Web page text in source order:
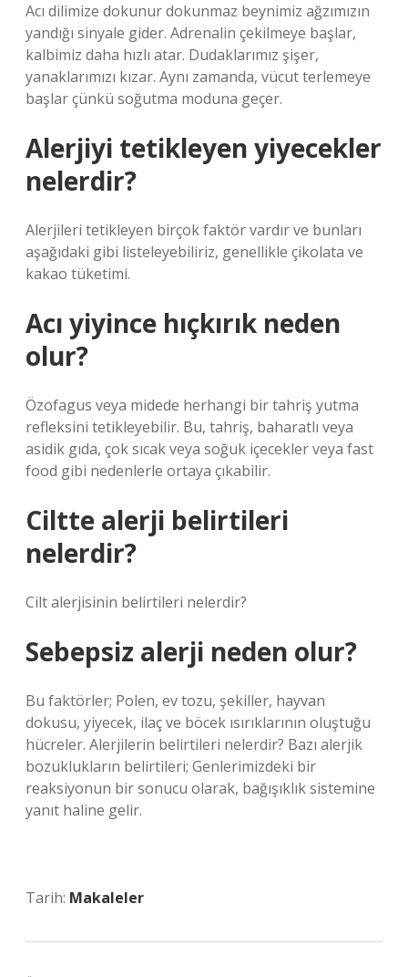
Acı dilimize dokunur dokunmaz beynimiz ağzımızın
yandığı sinyale gider. Adrenalin çekilmeye başlar,
kalbimiz daha hızlı atar. Dudaklarımız şişer,
yanaklarımızı kızar. Aynı zamanda, vücut terlemeye
başlar çünkü soğutma moduna geçer.
Alerjiyi tetikleyen yiyecekler
nelerdir?
Alerjileri tetikleyen birçok faktör vardır ve bunları
aşağıdaki gibi listeleyebiliriz, genellikle çikolata ve
kakao tüketimi.
Acı yiyince hıçkırık neden
olur?
Özofagus veya midede herhangi bir tahriş yutma
refleksini tetikleyebilir. Bu, tahriş, baharatlı veya
asidik gıda, çok sıcak veya soğuk içecekler veya fast
food gibi nedenlerle ortaya çıkabilir.
Ciltte alerji belirtileri
nelerdir?
Cilt alerjisinin belirtileri nelerdir?
Sebepsiz alerji neden olur?
Bu faktörler; Polen, ev tozu, şekiller, hayvan
dokusu, yiyecek, ilaç ve böcek ısırıklarının oluştuğu
hücreler. Alerjilerin belirtileri nelerdir? Bazı alerjik
bozuklukların belirtileri; Genlerimizdeki bir
reaksiyonun bir sonucu olarak, bağışıklık sistemine
yanıt haline gelir.
Tarih: Makaleler